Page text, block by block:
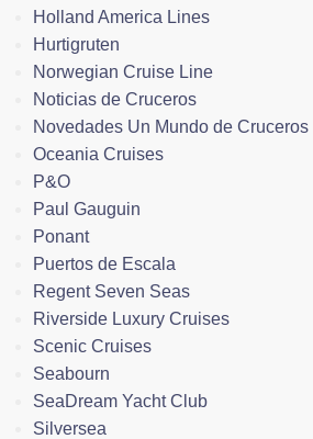
Holland America Lines
Hurtigruten
Norwegian Cruise Line
Noticias de Cruceros
Novedades Un Mundo de Cruceros
Oceania Cruises
P&O
Paul Gauguin
Ponant
Puertos de Escala
Regent Seven Seas
Riverside Luxury Cruises
Scenic Cruises
Seabourn
SeaDream Yacht Club
Silversea